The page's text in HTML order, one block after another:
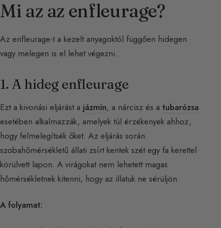
Mi az az enfleurage?
Az enfleurage-t a kezelt anyagoktól függően hidegen
vagy melegen is el lehet végezni.
1. A hideg enfleurage
Ezt a kivonási eljárást a jázmin, a nárcisz és a tubarózsa
esetében alkalmazzák, amelyek túl érzékenyek ahhoz,
hogy felmelegítsék őket. Az eljárás során
szobahőmérsékletű állati zsírt kentek szét egy fa kerettel
körülvett lapon. A virágokat nem lehetett magas
hőmérsékletnek kitenni, hogy az illatuk ne sérüljön.
A folyamat: